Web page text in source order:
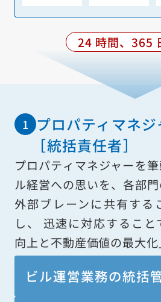
24 時間、365
プロパティマネジ
［統括責任者］
プロパティマネジャーを
ル経営への思いを、各部
外部ブレーンに共有する
し、 迅速に対応するこ
向上と不動産価値の最大化
ビル運営業務の統括